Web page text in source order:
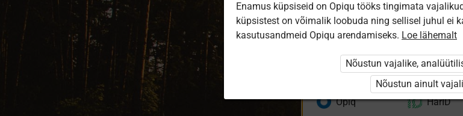
Sisene Opiqusse
Opiq
HarID
Enamus küpsiseid on Opiqu tööks tingimata
küpsistest on võimalik loobuda ning sellisel juhul ei
kasutusandmeid Opiqu arendamiseks. Loe lähemalt
Nõustun vajalike,
Nõustun ainult